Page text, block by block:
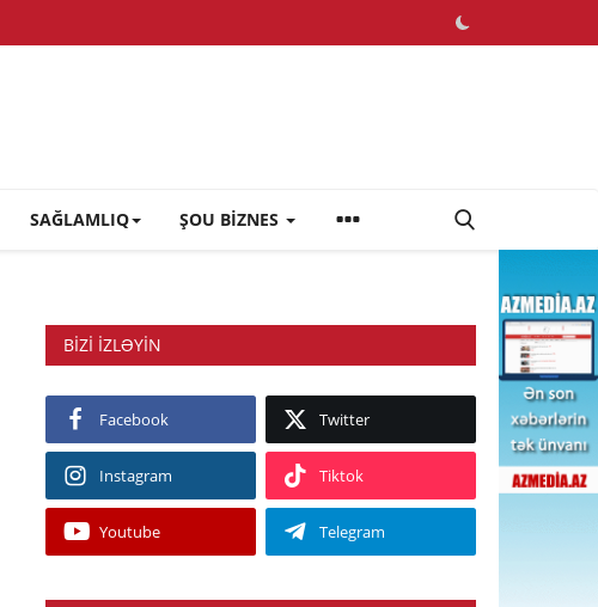
SAĞLAMLIQ ŞOU BİZNES
BIZI IZLƏYIN
Facebook Twitter
Instagram Tiktok
Youtube Telegram